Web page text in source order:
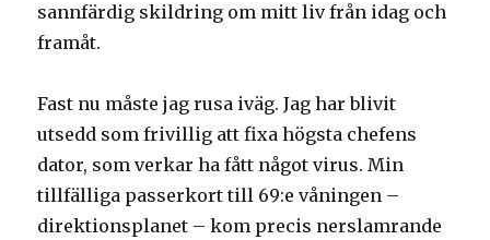
sannfärdig skildring om mitt liv från idag och
framåt.
Fast nu måste jag rusa iväg. Jag har blivit
utsedd som frivillig att fixa högsta chefens
dator, som verkar ha fått något virus. Min
tillfälliga passerkort till 69:e våningen –
direktionsplanet – kom precis nerslamrande